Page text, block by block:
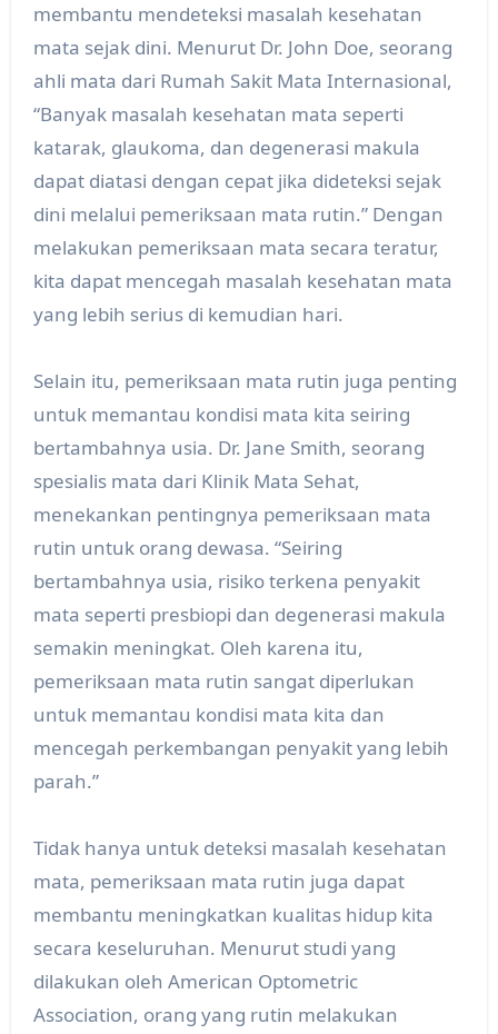
membantu mendeteksi masalah kesehatan
mata sejak dini. Menurut Dr. John Doe, seorang
ahli mata dari Rumah Sakit Mata Internasional,
“Banyak masalah kesehatan mata seperti
katarak, glaukoma, dan degenerasi makula
dapat diatasi dengan cepat jika dideteksi sejak
dini melalui pemeriksaan mata rutin.” Dengan
melakukan pemeriksaan mata secara teratur,
kita dapat mencegah masalah kesehatan mata
yang lebih serius di kemudian hari.
Selain itu, pemeriksaan mata rutin juga penting
untuk memantau kondisi mata kita seiring
bertambahnya usia. Dr. Jane Smith, seorang
spesialis mata dari Klinik Mata Sehat,
menekankan pentingnya pemeriksaan mata
rutin untuk orang dewasa. “Seiring
bertambahnya usia, risiko terkena penyakit
mata seperti presbiopi dan degenerasi makula
semakin meningkat. Oleh karena itu,
pemeriksaan mata rutin sangat diperlukan
untuk memantau kondisi mata kita dan
mencegah perkembangan penyakit yang lebih
parah.”
Tidak hanya untuk deteksi masalah kesehatan
mata, pemeriksaan mata rutin juga dapat
membantu meningkatkan kualitas hidup kita
secara keseluruhan. Menurut studi yang
dilakukan oleh American Optometric
Association, orang yang rutin melakukan